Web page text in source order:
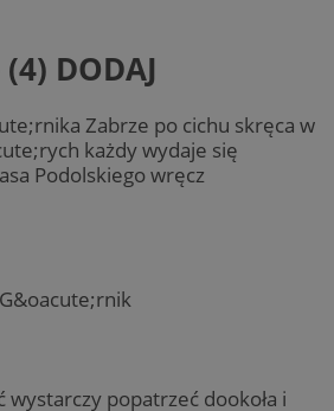
DODAJ
Zabrze po cichu skręca w
każdy wydaje się
Podolskiego wręcz
wystarczy popatrzeć dookoła i